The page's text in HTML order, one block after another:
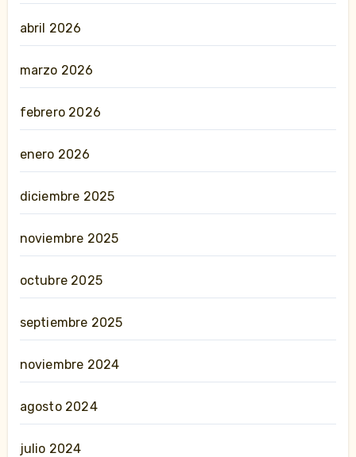
abril 2026
marzo 2026
febrero 2026
enero 2026
diciembre 2025
noviembre 2025
octubre 2025
septiembre 2025
noviembre 2024
agosto 2024
julio 2024